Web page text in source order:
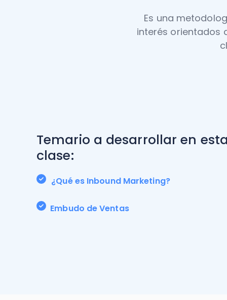
Es una
interés orientados
Temario a desarrollar en
clase:
¿Qué es Inbound Marketing?
Embudo de Ventas